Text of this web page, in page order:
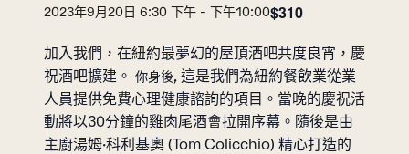
2023年9月20日 6:30 下午 - 下午10:00$310
加入我們，在紐約最夢幻的屋頂酒吧共度良宵，慶
祝酒吧擴建。 你身後, 這是我們為紐約餐飲業從業
人員提供免費心理健康諮詢的項目。當晚的慶祝活
動將以30分鐘的雞肉尾酒會拉開序幕。隨後是由
主廚湯姆·科利基奧 (Tom Colicchio) 精心打造的